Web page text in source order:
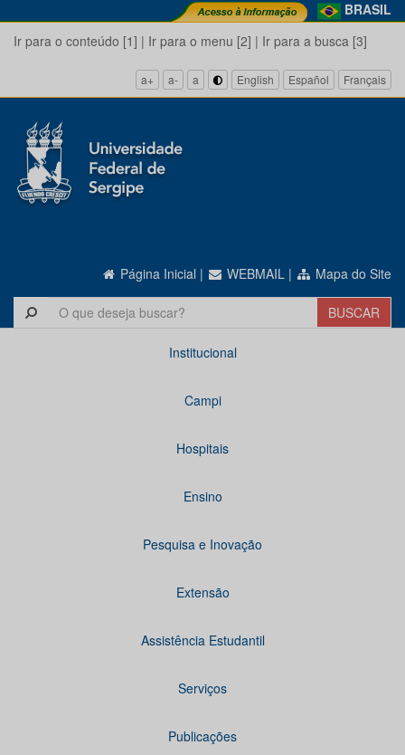
BRASIL
Ir para o conteúdo [1] | Ir para o menu [2] | Ir para a busca [3]
a+ a- a English Español Français
Página Inicial | WEBMAIL | Mapa do Site
Institucional
Campi
Hospitais
Ensino
Pesquisa e Inovação
Extensão
Assistência Estudantil
Serviços
Publicações